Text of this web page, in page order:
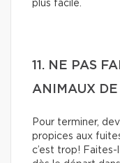
plus facile.
11. NE PAS
ANIMAUX DE
Pour terminer,
propices aux
c’est trop!